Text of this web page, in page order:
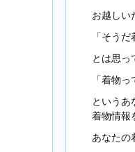
お越しい
「そうだ
とは思っ
「着物
というあ
着物情報
あなたの